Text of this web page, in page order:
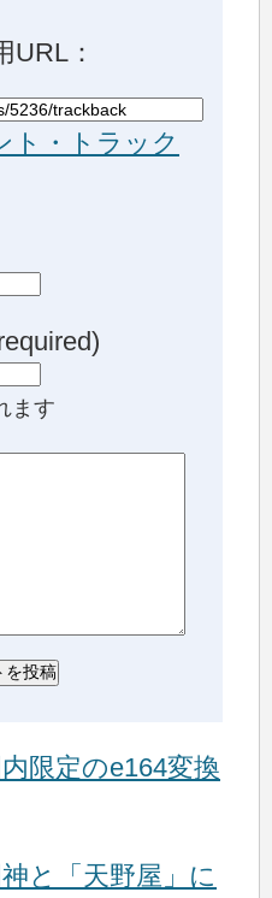
URL：
ト・トラック
ます
限定のe164変換
と「天野屋」に